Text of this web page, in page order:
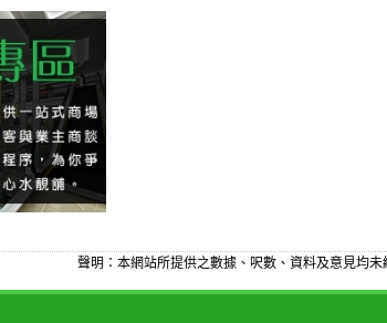
聲明：本網站所提供之數據、呎數、資料及意見均